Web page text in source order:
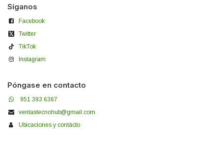
Síganos
Facebook
Twitter
TikTok
Instagram
Póngase en contacto
951 393 6367
ventastecnohub@gmail.com
Ubicaciones y contácto